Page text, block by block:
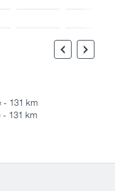
- 131 km
- 131 km